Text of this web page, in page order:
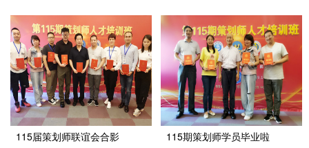
115届策划师联谊会合影 115期策划师学员毕业啦